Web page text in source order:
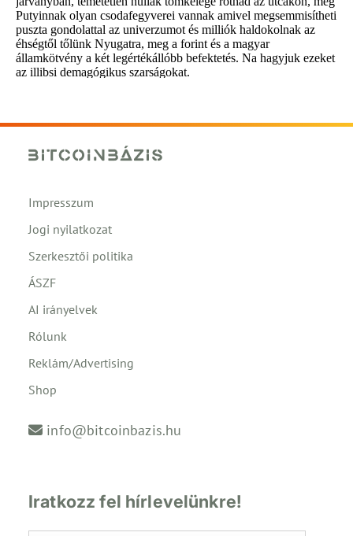
Impresszum
Jogi nyilatkozat
Szerkesztői politika
ÁSZF
AI irányelvek
Rólunk
Reklám/Advertising
Shop
info@bitcoinbazis.hu
Iratkozz fel hírlevelünkre!